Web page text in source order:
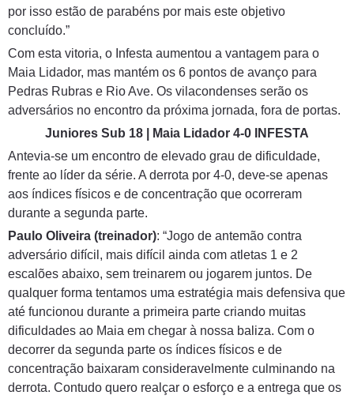
por isso estão de parabéns por mais este objetivo
concluído.”
Com esta vitoria, o Infesta aumentou a vantagem para o
Maia Lidador, mas mantém os 6 pontos de avanço para
Pedras Rubras e Rio Ave. Os vilacondenses serão os
adversários no encontro da próxima jornada, fora de portas.
Juniores Sub 18 | Maia Lidador 4-0 INFESTA
Antevia-se um encontro de elevado grau de dificuldade,
frente ao líder da série. A derrota por 4-0, deve-se apenas
aos índices físicos e de concentração que ocorreram
durante a segunda parte.
Paulo Oliveira (treinador): “Jogo de antemão contra
adversário difícil, mais difícil ainda com atletas 1 e 2
escalões abaixo, sem treinarem ou jogarem juntos. De
qualquer forma tentamos uma estratégia mais defensiva que
até funcionou durante a primeira parte criando muitas
dificuldades ao Maia em chegar à nossa baliza. Com o
decorrer da segunda parte os índices físicos e de
concentração baixaram consideravelmente culminando na
derrota. Contudo quero realçar o esforço e a entrega que os